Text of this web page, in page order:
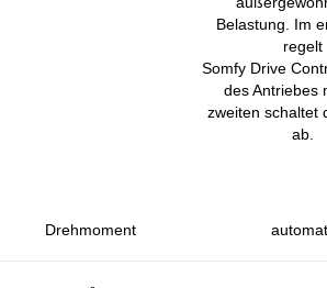
Belastung. Im
regelt
Somfy Drive
des Antriebes
zweiten schaltet
ab.
Drehmoment